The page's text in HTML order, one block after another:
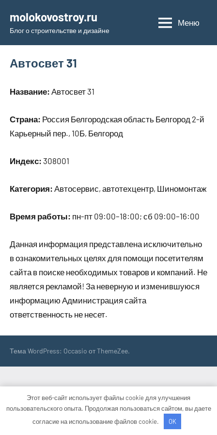
содержимому
molokovostroy.ru
Блог о строительстве и дизайне
Меню
Автосвет 31
Название: Автосвет 31
Страна: Россия Белгородская область Белгород 2-й
Карьерный пер., 10Б, Белгород
Индекс: 308001
Категория: Автосервис, автотехцентр, Шиномонтаж
Время работы: пн-пт 09:00–18:00; сб 09:00–16:00
Данная информация представлена исключительно
в ознакомительных целях для помощи посетителям
сайта в поиске необходимых товаров и компаний. Не
является рекламой! За неверную и изменившуюся
информацию Администрация сайта
ответственность не несет.
Тема WordPress: Occasio от ThemeZee.
Этот веб-сайт использует файлы cookie для улучшения
пользовательского опыта. Продолжая пользоваться сайтом, вы даете
согласие на использование файлов cookie.
OK